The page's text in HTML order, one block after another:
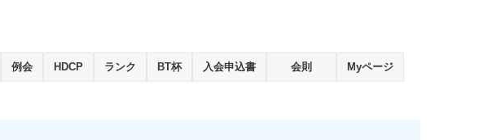
例会 HDCP ランク BT杯 入会申込書 会則 Myページ